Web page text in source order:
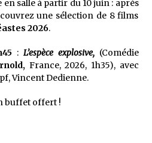
en salle à partir du 10 juin : après
une sélection de 8 films
2026.
: L’espèce explosive,(Comédie
France, 2026, 1h35), avec
Vincent Dedienne.
buffet offert !